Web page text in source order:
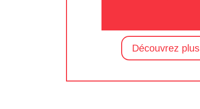
Découvrez plus